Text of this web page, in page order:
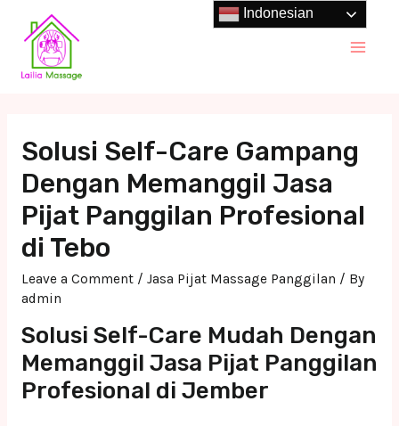
content
Solusi Self-Care Gampang
Dengan Memanggil Jasa
Pijat Panggilan Profesional
di Tebo
Leave a Comment / Jasa Pijat Massage Panggilan / By
admin
Solusi Self-Care Mudah Dengan
Memanggil Jasa Pijat Panggilan
Profesional di Jember
Indonesian